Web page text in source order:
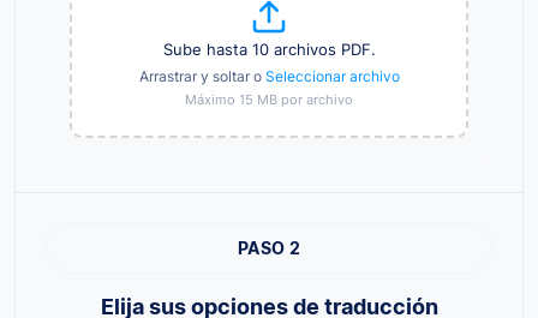
Sube hasta 10 archivos PDF.
Arrastrar y soltar o Seleccionar archivo
Máximo 15 MB por archivo
PASO 2
Elija sus opciones de traducción